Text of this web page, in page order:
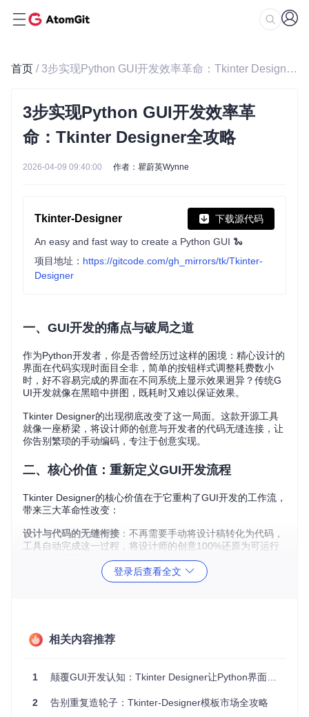
首页 / 3步实现Python GUI开发效率革命：Tkinter Designer全攻略
3步实现Python GUI开发效率革
命：Tkinter Designer全攻略
2026-04-09 09:40:00 作者：瞿蔚英Wynne
Tkinter-Designer 下载源代码
An easy and fast way to create a Python GUI 🐍
项目地址： https://gitcode.com/gh_mirrors/tk/Tkinter-
Designer
一、GUI开发的痛点与破局之道
作为Python开发者，你是否曾经历过这样的困境：精心设计的
界面在代码实现时面目全非，简单的按钮样式调整耗费数小
时，好不容易完成的界面在不同系统上显示效果迥异？传统G
UI开发就像在黑暗中拼图，既耗时又难以保证效果。
Tkinter Designer的出现彻底改变了这一局面。这款开源工具
就像一座桥梁，将设计师的创意与开发者的代码无缝连接，让
你告别繁琐的手动编码，专注于创意实现。
二、核心价值：重新定义GUI开发流程
Tkinter Designer的核心价值在于它重构了GUI开发的工作流，
带来三大革命性改变：
设计与代码的无缝衔接 ：不再需要手动将设计稿转化为代码，
工具自动完成这一过程，将设计师的创意100%还原为可运行
开发效率的数量级提升：一个复杂界面的开发时间从几天缩短
出专业水准的GUI界面。
三、实施步骤：从安装到生成的完整指南
环境准备
登录后查看全文
相关内容推荐
1 颠覆GUI开发认知：Tkinter Designer让Python界面效率提升10倍的革命
2 告别重复造轮子：Tkinter-Designer模板市场全攻略